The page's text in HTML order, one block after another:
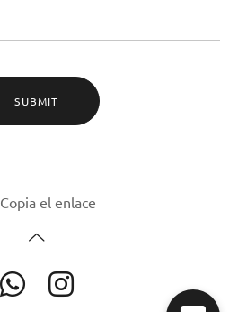
SUBMIT
Copia el enlace